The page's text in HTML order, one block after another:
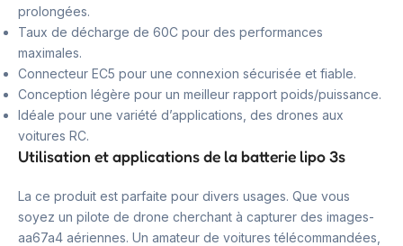
prolongées.
Taux de décharge de 60C pour des performances
maximales.
Connecteur EC5 pour une connexion sécurisée et fiable.
Conception légère pour un meilleur rapport poids/puissance.
Idéale pour une variété d’applications, des drones aux
voitures RC.
Utilisation et applications de la batterie lipo 3s
La ce produit est parfaite pour divers usages. Que vous
soyez un pilote de drone cherchant à capturer des images-
aa67a4 aériennes. Un amateur de voitures télécommandées,